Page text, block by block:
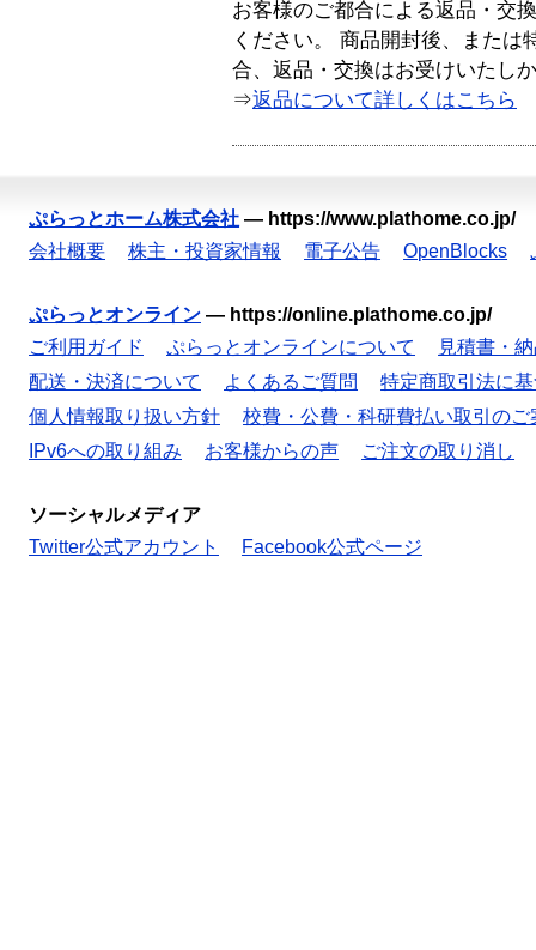
お客様のご都合による返品・交
ください。 商品開封後、または
合、返品・交換はお受けいたし
⇒返品について詳しくはこちら
ぷらっとホーム株式会社 — https://www.plathome.co.jp/
会社概要
株主・投資家情報 電子公告 OpenBlocks
ぷらっとオンライン — https://online.plathome.co.jp/
ご利用ガイド
ぷらっとオンラインについて
見積書・
配送・決済について
よくあるご質問
特定商取引法に
個人情報取り扱い方針
校費・公費・科研費払い取引のご
IPv6への取り組み
お客様からの声 ご注文の取り消し
ソーシャルメディア
Twitter公式アカウント
Facebook公式ページ